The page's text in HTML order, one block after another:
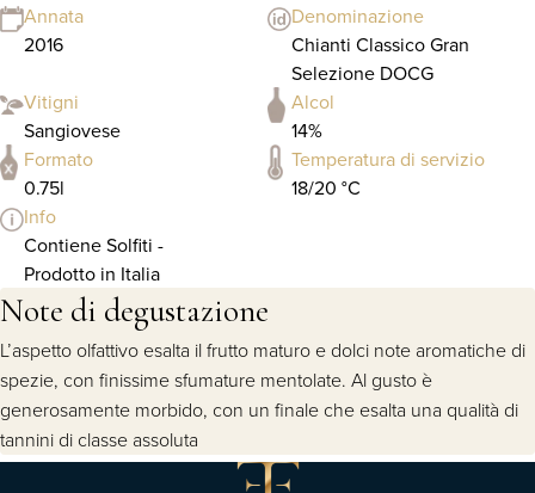
Annata
2016
Denominazione
Chianti Classico Gran
Selezione DOCG
Vitigni
Sangiovese
Alcol
14%
Formato
0.75l
Temperatura di servizio
18/20 °C
Info
Contiene Solfiti -
Prodotto in Italia
Note di degustazione
L’aspetto olfattivo esalta il frutto maturo e dolci note aromatiche di
spezie, con finissime sfumature mentolate. Al gusto è
generosamente morbido, con un finale che esalta una qualità di
tannini di classe assoluta